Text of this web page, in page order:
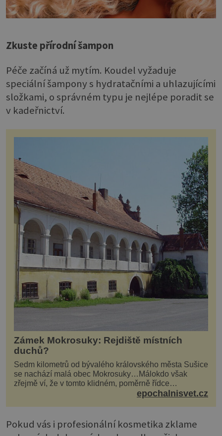
Zkuste přírodní šampon
Péče začíná už mytím. Koudel vyžaduje
speciální šampony s hydratačními a uhlazujícími
složkami, o správném typu je nejlépe poradit se
v kadeřnictví.
Zámek Mokrosuky: Rejdiště místních
duchů?
Sedm kilometrů od bývalého královského města Sušice
se nachází malá obec Mokrosuky…Málokdo však
zřejmě ví, že v tomto klidném, poměrně řídce
navštěvovaném koutu vesnické Šumavy se nachází
epochalnisvet.cz
Pokud vás i profesionální kosmetika zklame